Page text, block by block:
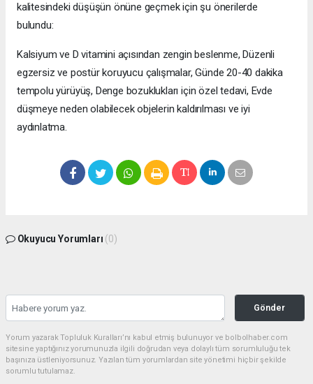
kalitesindeki düşüşün önüne geçmek için şu önerilerde
bulundu:
Kalsiyum ve D vitamini açısından zengin beslenme, Düzenli
egzersiz ve postür koruyucu çalışmalar, Günde 20-40 dakika
tempolu yürüyüş, Denge bozuklukları için özel tedavi, Evde
düşmeye neden olabilecek objelerin kaldırılması ve iyi
aydınlatma.
Okuyucu Yorumları (0)
Gönder
Yorum yazarak Topluluk Kuralları’nı kabul etmiş bulunuyor ve bolbolhaber.com
sitesine yaptığınız yorumunuzla ilgili doğrudan veya dolaylı tüm sorumluluğu tek
başınıza üstleniyorsunuz. Yazılan tüm yorumlardan site yönetimi hiçbir şekilde
sorumlu tutulamaz.